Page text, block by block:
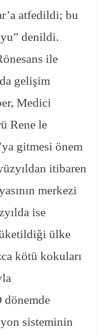
atfedildi; bu
denildi.
ile
gelişim
Medici
Rene le
gitmesi önem
itibaren
merkezi
ise
ülke
kötü kokuları
dönemde
sisteminin